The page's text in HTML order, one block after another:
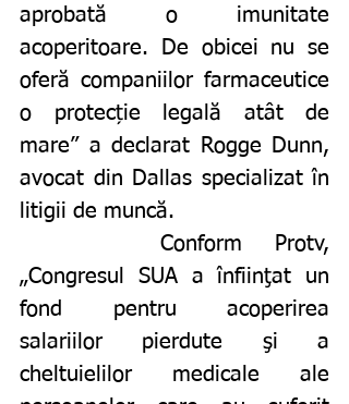
aprobată o imunitate
acoperitoare. De obicei nu se
oferă companiilor farmaceutice
o protecție legală atât de
mare” a declarat Rogge Dunn,
avocat din Dallas specializat în
litigii de muncă.
„Congresul SUA a înfiinţat un
fond pentru acoperirea
salariilor pierdute şi a
cheltuielilor medicale ale